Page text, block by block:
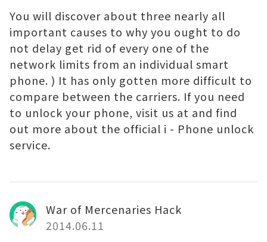
You will discover about three nearly all
important causes to why you ought to do
not delay get rid of every one of the
network limits from an individual smart
phone. ) It has only gotten more difficult to
compare between the carriers. If you need
to unlock your phone, visit us at and find
out more about the official i - Phone unlock
service.
War of Mercenaries Hack
2014.06.11